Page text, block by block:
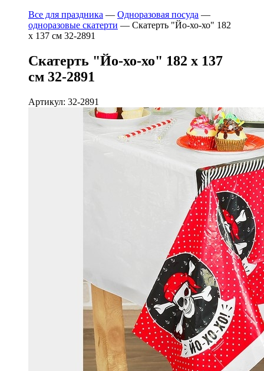
Все для праздника — Одноразовая посуда —
одноразовые скатерти — Скатерть "Йо-хо-хо" 182
х 137 см 32-2891
Скатерть "Йо-хо-хо" 182 х 137
см 32-2891
Артикул: 32-2891